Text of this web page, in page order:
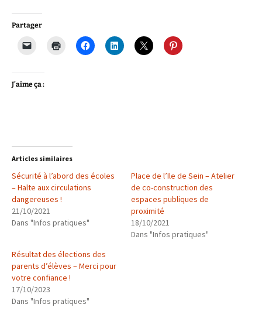
Partager
J’aime ça :
Articles similaires
Sécurité à l’abord des écoles
– Halte aux circulations
dangereuses !
21/10/2021
Dans "Infos pratiques"
Place de l’Ile de Sein – Atelier
de co-construction des
espaces publiques de
proximité
18/10/2021
Dans "Infos pratiques"
Résultat des élections des
parents d’élèves – Merci pour
votre confiance !
17/10/2023
Dans "Infos pratiques"